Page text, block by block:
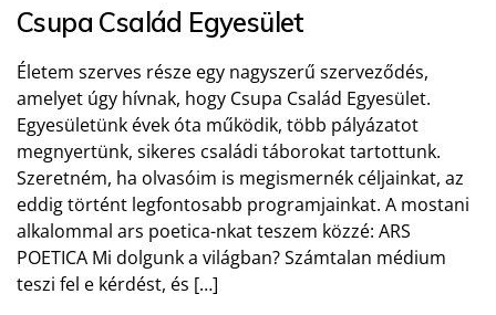
Csupa Család Egyesület
Életem szerves része egy nagyszerű szerveződés,
amelyet úgy hívnak, hogy Csupa Család Egyesület.
Egyesületünk évek óta működik, több pályázatot
megnyertünk, sikeres családi táborokat tartottunk.
Szeretném, ha olvasóim is megismernék céljainkat, az
eddig történt legfontosabb programjainkat. A mostani
alkalommal ars poetica-nkat teszem közzé: ARS
POETICA Mi dolgunk a világban? Számtalan médium
teszi fel e kérdést, és […]